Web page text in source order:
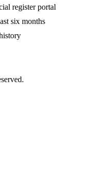
register portal
six months